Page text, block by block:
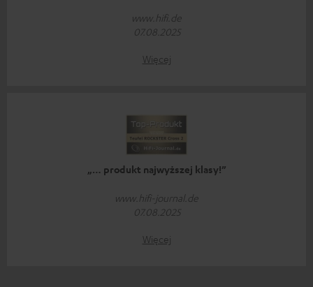
www.hifi.de
07.08.2025
Więcej
„… produkt najwyższej klasy!”
www.hifi-journal.de
07.08.2025
Więcej